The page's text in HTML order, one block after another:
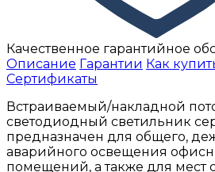
Качественное гарантийное
Описание Гарантии Как
Сертификаты
Встраиваемый/накладной
светодиодный светильник
предназначен для общего,
аварийного освещения
помещений, а также для мест